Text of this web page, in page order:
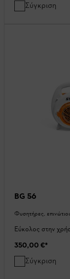
Σύγκριση
BG 56
Φυσητήρες,
Εύκολος στην
350,00 €*
Σύγκριση